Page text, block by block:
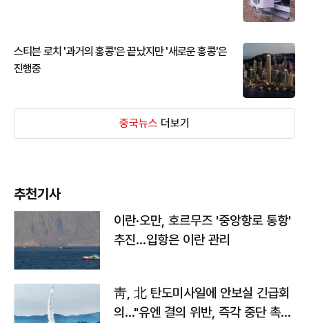
스티븐 로치 '과거의 홍콩'은 끝났지만 '새로운 홍콩'은
진행중
중국뉴스 더보기
추천기사
이란·오만, 호르무즈 '중앙항로 통항'
추진…입항은 이란 관리
靑, 北 탄도미사일에 안보실 긴급회
의…"유엔 결의 위반, 즉각 중단 촉